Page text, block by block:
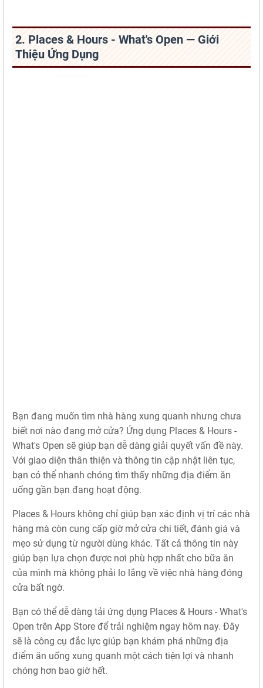
2. Places & Hours - What's Open — Giới
Thiệu Ứng Dụng
Bạn đang muốn tìm nhà hàng xung quanh nhưng chưa
biết nơi nào đang mở cửa? Ứng dụng Places & Hours -
What's Open sẽ giúp bạn dễ dàng giải quyết vấn đề này.
Với giao diện thân thiện và thông tin cập nhật liên tục,
bạn có thể nhanh chóng tìm thấy những địa điểm ăn
uống gần bạn đang hoạt động.
Places & Hours không chỉ giúp bạn xác định vị trí các nhà
hàng mà còn cung cấp giờ mở cửa chi tiết, đánh giá và
mẹo sử dụng từ người dùng khác. Tất cả thông tin này
giúp bạn lựa chọn được nơi phù hợp nhất cho bữa ăn
của mình mà không phải lo lắng về việc nhà hàng đóng
cửa bất ngờ.
Bạn có thể dễ dàng tải ứng dụng Places & Hours - What's
Open trên App Store để trải nghiệm ngay hôm nay. Đây
sẽ là công cụ đắc lực giúp bạn khám phá những địa
điểm ăn uống xung quanh một cách tiện lợi và nhanh
chóng hơn bao giờ hết.